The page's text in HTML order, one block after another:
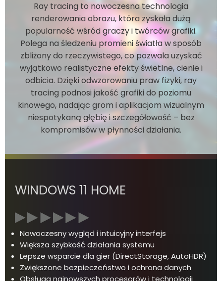
Ray tracing to nowoczesna technologia
renderowania obrazu, która zyskała dużą
popularność wśród graczy i twórców grafiki.
Polega na śledzeniu promieni światła w sposób
zbliżony do rzeczywistego, co pozwala uzyskać
wyjątkowo realistyczne efekty świetlne, cienie i
odbicia. Dzięki odwzorowaniu praw fizyki, ray
tracing podnosi jakość grafiki do poziomu
kinowego, nadając grom i aplikacjom wizualnym
niespotykaną głębię i szczegółowość – bez
kompromisów w płynności działania.
WINDOWS 11 HOME
Nowoczesny wygląd i intuicyjny interfejs
Większa szybkość działania systemu
Lepsze wsparcie dla gier (DirectStorage, AutoHDR)
Zwiększone bezpieczeństwo i ochrona danych
Obsługa najnowszych procesorów i technologii